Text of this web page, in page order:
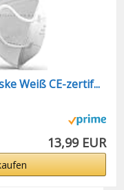
Weiß CE-zertif...
13,99 EUR